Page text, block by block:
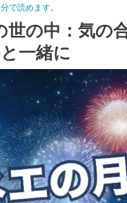
で読めます。
世の中：気の
一緒に